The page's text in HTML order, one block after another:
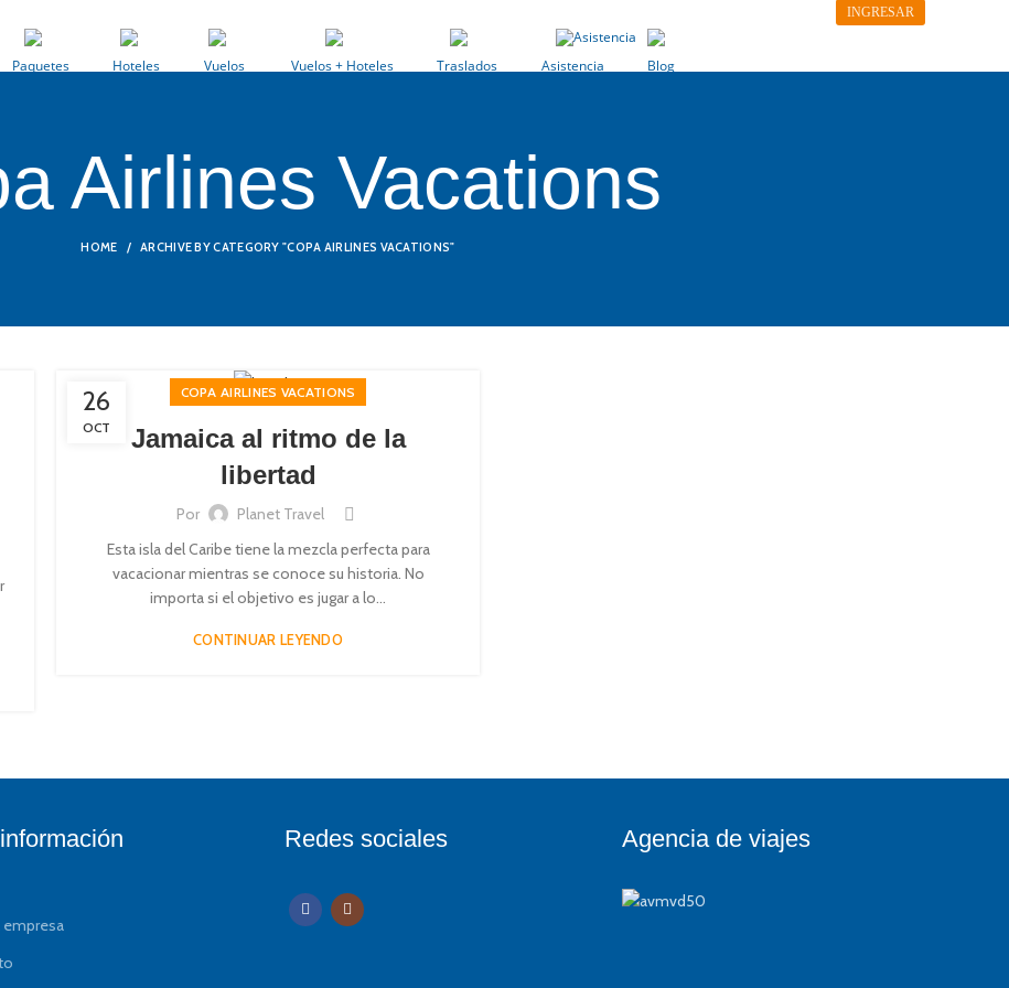
INGRESAR
Paquetes Hoteles Vuelos Vuelos + Hoteles Traslados Asistencia Blog
Airlines Vacations
HOME ARCHIVE BY CATEGORY "COPA AIRLINES VACATIONS"
26
OCT
COPA AIRLINES VACATIONS
Jamaica al ritmo de la
libertad
Por
Planet Travel
Esta isla del Caribe tiene la mezcla perfecta para
vacacionar mientras se conoce su historia. No
importa si el objetivo es jugar a lo...
CONTINUAR LEYENDO
empresa
Redes sociales Agencia de viajes